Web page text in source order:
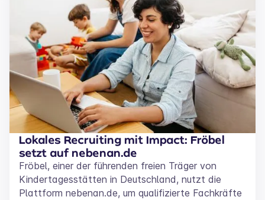
Lokales Recruiting mit Impact: Fröbel
setzt auf nebenan.de
Fröbel, einer der führenden freien Träger von
Kindertagesstätten in Deutschland, nutzt die
Plattform nebenan.de, um qualifizierte Fachkräfte